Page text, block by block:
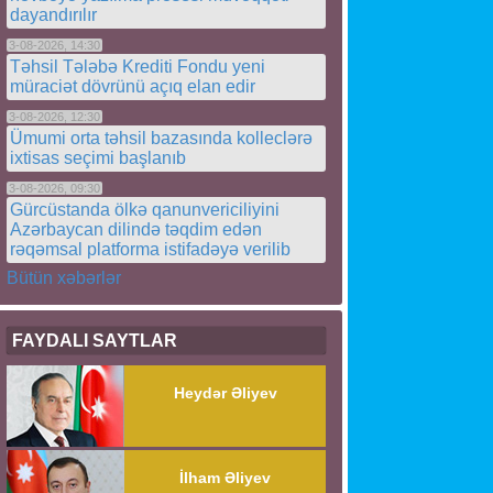
dayandırılır
3-08-2026, 14:30
Təhsil Tələbə Krediti Fondu yeni
müraciət dövrünü açıq elan edir
3-08-2026, 12:30
Ümumi orta təhsil bazasında kolleclərə
ixtisas seçimi başlanıb
3-08-2026, 09:30
Gürcüstanda ölkə qanunvericiliyini
Azərbaycan dilində təqdim edən
rəqəmsal platforma istifadəyə verilib
Bütün xəbərlər
FAYDALI SAYTLAR
Heydər Əliyev
İlham Əliyev